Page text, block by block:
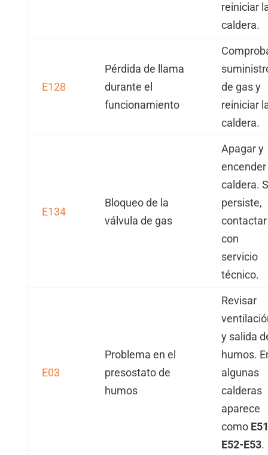
reiniciar
caldera.
E128
Pérdida de llama
durante el
funcionamiento
de gas y
reiniciar
caldera.
E134
Bloqueo de la
válvula de gas
Apagar y
encender
caldera.
persiste,
contactar
con
servicio
técnico.
E03
Problema en el
presostato de
humos
Revisar
y salida
humos.
algunas
calderas
aparece
como
E52-E53.